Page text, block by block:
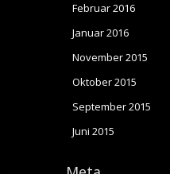
Februar 2016
Januar 2016
November 2015
Oktober 2015
September 2015
Juni 2015